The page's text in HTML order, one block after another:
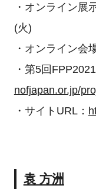
・オンライン展
(火)
・オンライン会
・第5回
nofjapan.or.jp/
・サイトURL：
袁 方洲